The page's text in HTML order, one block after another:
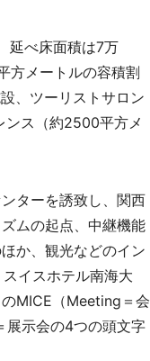
延べ床面積は7万
方メートルの容積割
、ツーリストサロン
ンス（約2500平方メ
ターを誘致し、関西
ムの起点、中継機能
か、観光などのイン
イスホテル南海大
MICE（Meeting＝会
示会の4つの頭文字